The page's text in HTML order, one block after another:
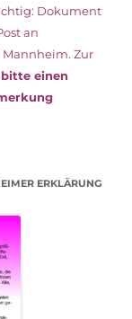
Dokument
an
Mannheim. Zur
einen
ERKLÄRUNG